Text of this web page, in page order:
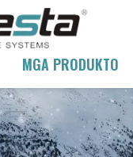
MGA PRODUKTO